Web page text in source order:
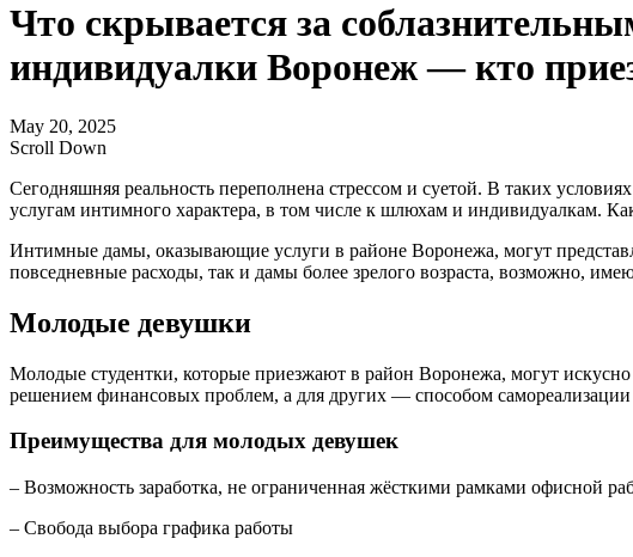
Что скрывается за
индивидуалки Воронеж — кто
May 20, 2025
Scroll Down
Сегодняшняя реальность переполнена стрессом и суетой. В таких
услугам интимного характера, в том числе к шлюхам и индивидуалкам.
Интимные дамы, оказывающие услуги в районе Воронежа, могут
повседневные расходы, так и дамы более зрелого возраста, возможно,
Молодые девушки
Молодые студентки, которые приезжают в район Воронежа, могут
решением финансовых проблем, а для других — способом самореализации
Преимущества для молодых девушек
– Возможность заработка, не ограниченная жёсткими рамками офисной
– Свобода выбора графика работы